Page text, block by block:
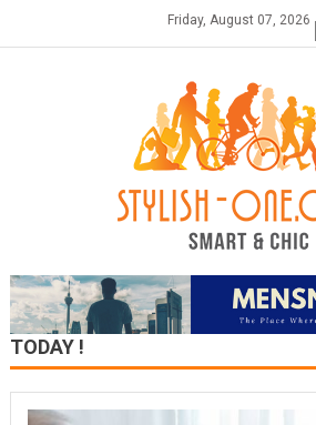
Friday, August 07, 2026
TODAY !